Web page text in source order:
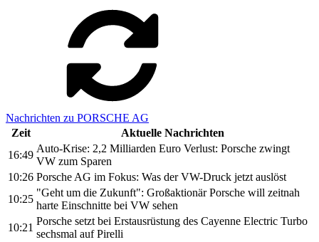
Nachrichten zu PORSCHE AG
Zeit
Aktuelle Nachrichten
16:49
Auto-Krise: 2,2 Milliarden Euro Verlust: Porsche zwingt
VW zum Sparen
10:26 Porsche AG im Fokus: Was der VW-Druck jetzt auslöst
10:25
"Geht um die Zukunft": Großaktionär Porsche will zeitnah
harte Einschnitte bei VW sehen
10:21
Porsche setzt bei Erstausrüstung des Cayenne Electric Turbo
sechsmal auf Pirelli